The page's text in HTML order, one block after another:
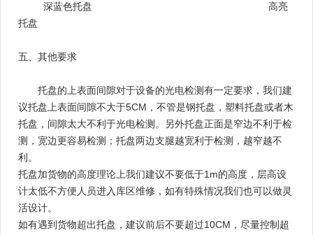
深蓝色托盘 高亮
托盘
五、其他要求
托盘的上表面间隙对于设备的光电检测有一定要求，我们建
议托盘上表面间隙不大于5CM，不管是钢托盘，塑料托盘或者木
托盘，间隙太大不利于光电检测。另外托盘正面是窄边不利于检
测，宽边更容易检测；托盘两边支腿越宽利于检测，越窄越不
利。
托盘加货物的高度理论上我们建议不要低于1m的高度，层高设
计太低不方便人员进入库区维修，如有特殊情况我们也可以做灵
活设计。
如有遇到货物超出托盘，建议前后不要超过10CM，尽量控制超